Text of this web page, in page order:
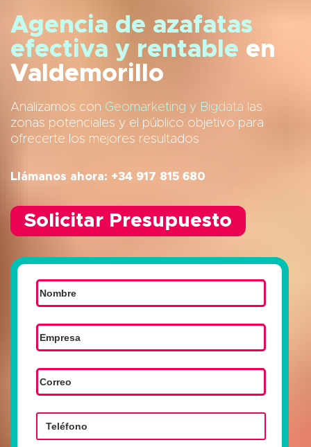
Agencia de azafatas
efectiva y rentable en
Valdemorillo
Analizamos con Geomarketing y Bigdata las
zonas potenciales y el público objetivo para
ofrecerte los mejores resultados
Llámanos ahora: +34 917 815 680
Solicitar Presupuesto